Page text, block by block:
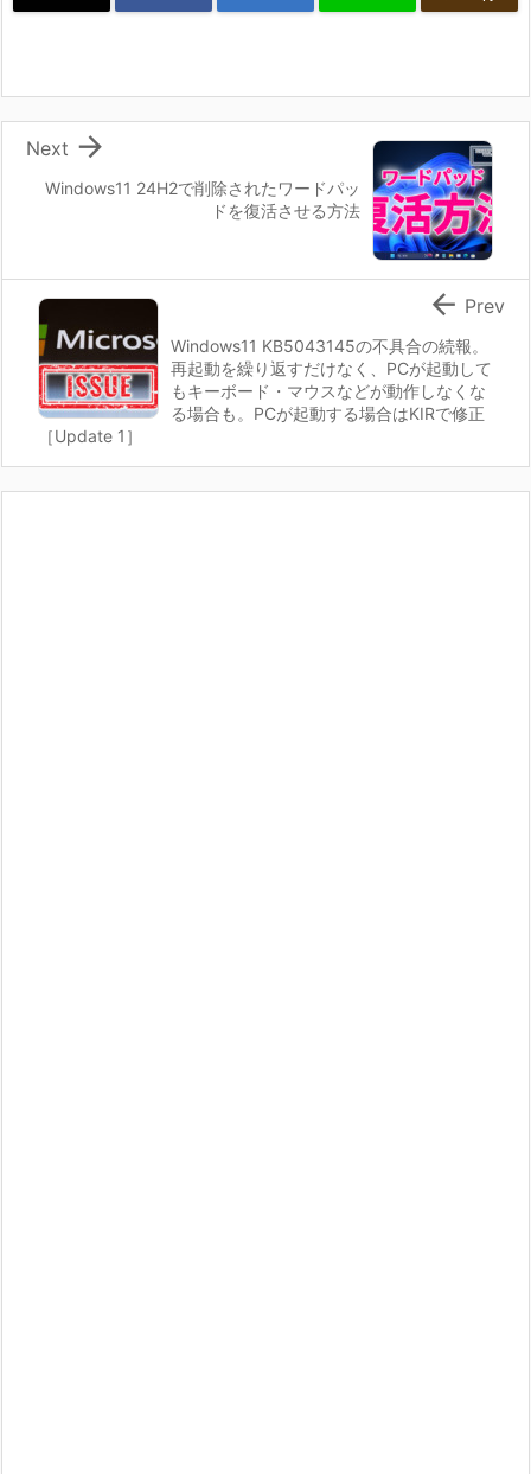
Windows11 24H2で削除されたワードパッ
ドを復活させる方法

Next
Windows11 KB5043145の不具合の続報。
再起動を繰り返すだけなく、PCが起動して
もキーボード・マウスなどが動作しなくな
る場合も。PCが起動する場合はKIRで修正
［Update 1］
 Prev